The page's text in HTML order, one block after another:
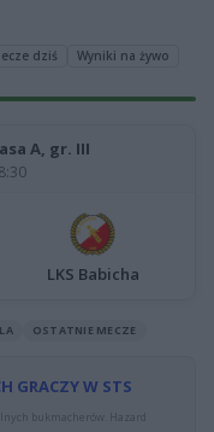
dziś Wyniki na żywo
A, gr. III
LKS Babicha
OSTATNIE MECZE
GRACZY W STS
bukmacherów. Hazard